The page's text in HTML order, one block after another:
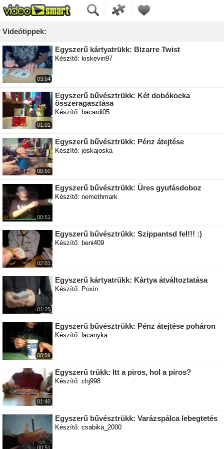
Videótippek:
03:04
Egyszerű kártyatrükk: Bizarre Twist
Készítő: kiskevin97
01:01
Egyszerű bűvésztrükk: Két dobókocka
összeragasztása
Készítő: bacardi05
00:50
Egyszerű bűvésztrükk: Pénz átejtése
Készítő: joskajoska
00:51
Egyszerű bűvésztrükk: Üres gyufásdoboz
Készítő: nemethmark
02:01
Egyszerű bűvésztrükk: Szippantsd fel!!! :)
Készítő: beni409
01:25
Egyszerű kártyatrükk: Kártya átváltoztatása
Készítő: Poxin
00:59
Egyszerű bűvésztrükk: Pénz átejtése poháron
Készítő: lacanyka
01:40
Egyszerű trükk: Itt a piros, hol a piros?
Készítő: chj998
00:51
Egyszerű bűvésztrükk: Varázspálca lebegtetés
Készítő: csabika_2000